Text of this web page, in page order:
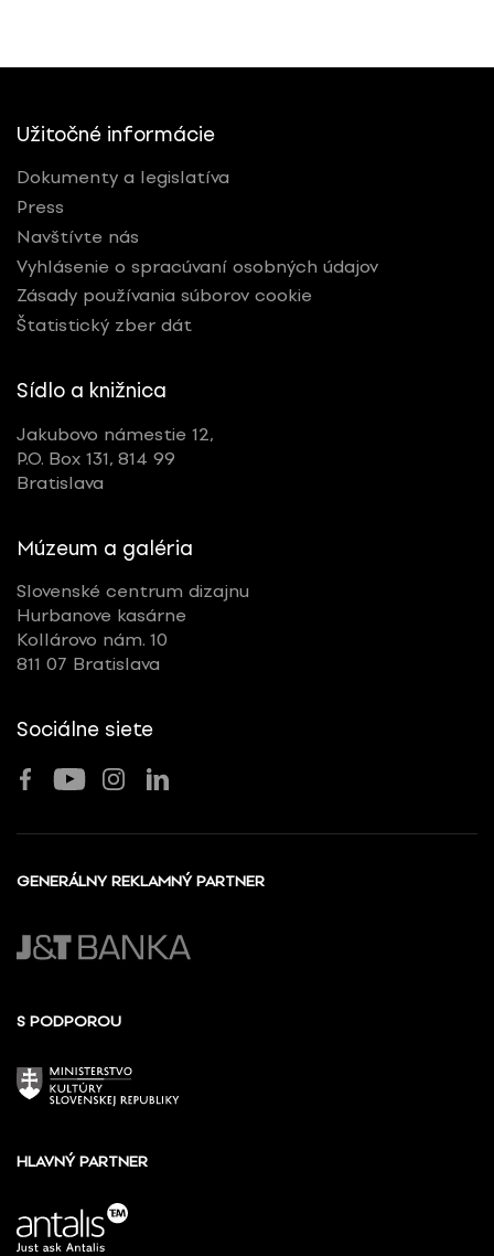
Užitočné informácie
Dokumenty a legislatíva
Press
Navštívte nás
Vyhlásenie o spracúvaní osobných údajov
Zásady používania súborov cookie
Štatistický zber dát
Sídlo a knižnica
Jakubovo námestie 12,
P.O. Box 131, 814 99
Bratislava
Múzeum a galéria
Slovenské centrum dizajnu
Hurbanove kasárne
Kollárovo nám. 10
811 07 Bratislava
Sociálne siete
GENERÁLNY REKLAMNÝ PARTNER
S PODPOROU
HLAVNÝ PARTNER